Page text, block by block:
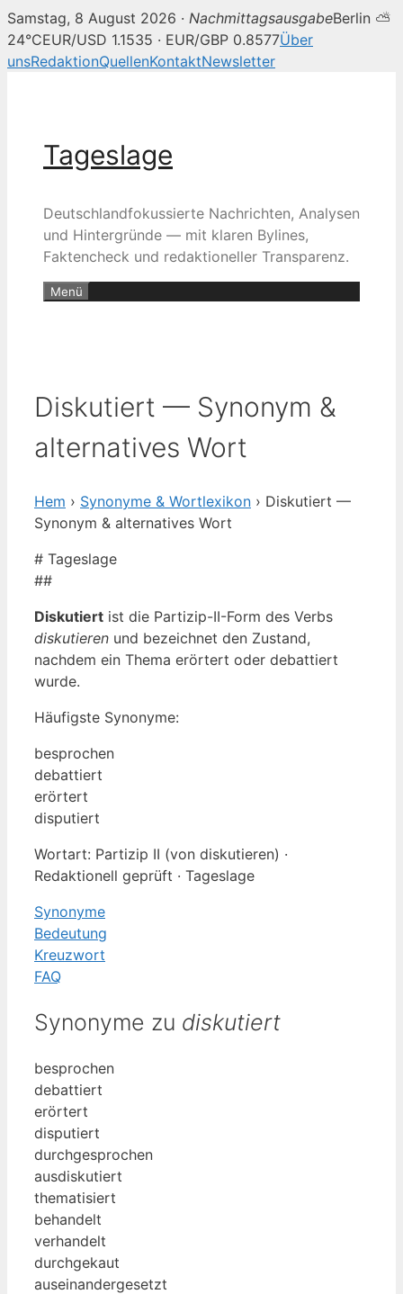
Samstag, 8 August 2026 · NachmittagsausgabeBerlin ⛅
24°CEUR/USD 1.1535 · EUR/GBP 0.8577Über
unsRedaktionQuellenKontaktNewsletter
Tageslage
Deutschlandfokussierte Nachrichten, Analysen
und Hintergründe — mit klaren Bylines,
Faktencheck und redaktioneller Transparenz.
Menü
Diskutiert — Synonym &
alternatives Wort
Hem › Synonyme & Wortlexikon › Diskutiert —
Synonym & alternatives Wort
# Tageslage
##
Diskutiert ist die Partizip-II-Form des Verbs
diskutieren und bezeichnet den Zustand,
nachdem ein Thema erörtert oder debattiert
wurde.
Häufigste Synonyme:
besprochen
debattiert
erörtert
disputiert
Wortart: Partizip II (von diskutieren) ·
Redaktionell geprüft · Tageslage
Synonyme
Bedeutung
Kreuzwort
FAQ
Synonyme zu diskutiert
besprochen
debattiert
erörtert
disputiert
durchgesprochen
ausdiskutiert
thematisiert
behandelt
verhandelt
durchgekaut
auseinandergesetzt